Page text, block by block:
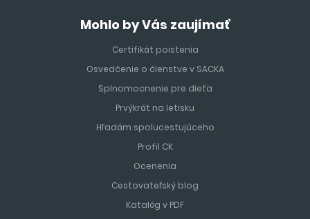
Mohlo by Vás zaujímať
Certifikát poistenia
Osvedčenie o členstve v SACKA
Splnomocnenie pre dieťa
Prvýkrát na letisku
Hľadám spolucestujúceho
Profil CK
Ocenenia
Cestovateľský blog
Katalóg v PDF